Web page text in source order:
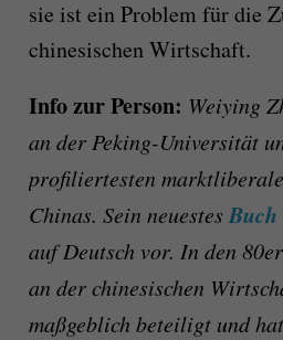
sie ist ein Problem für die
chinesischen Wirtschaft.
Info zur Person: Weiying
an der Peking-Universität
profiliertesten
Chinas. Sein neuestesBuch
auf Deutsch vor. In den
an der chinesischen
maßgeblich beteiligt und